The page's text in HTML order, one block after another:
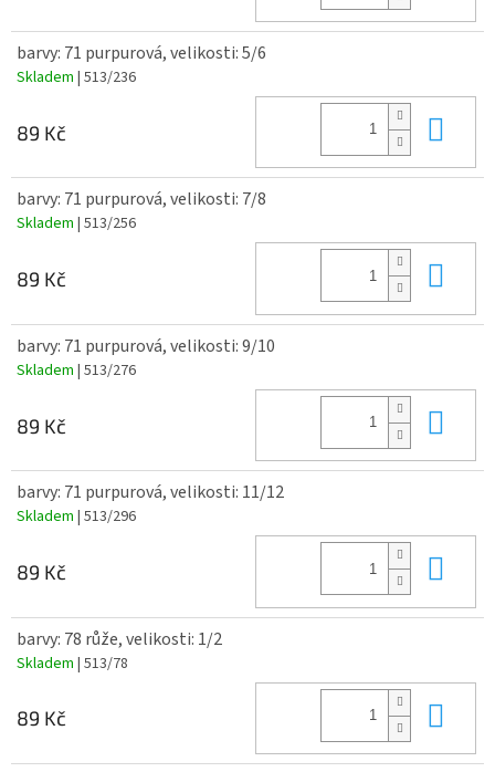
barvy: 71 purpurová, velikosti: 5/6
Skladem | 513/236
89 Kč
barvy: 71 purpurová, velikosti: 7/8
Skladem | 513/256
89 Kč
barvy: 71 purpurová, velikosti: 9/10
Skladem | 513/276
89 Kč
barvy: 71 purpurová, velikosti: 11/12
Skladem | 513/296
89 Kč
barvy: 78 růže, velikosti: 1/2
Skladem | 513/78
89 Kč